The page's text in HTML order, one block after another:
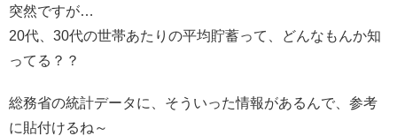
突然ですが…
20代、30代の世帯あたりの平均貯蓄って、どんなもんか知
ってる？？
総務省の統計データに、そういった情報があるんで、参考
に貼付けるね～